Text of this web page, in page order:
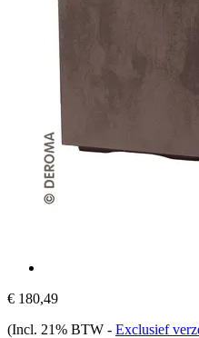
€ 180,49
(Incl. 21% BTW - Exclusief